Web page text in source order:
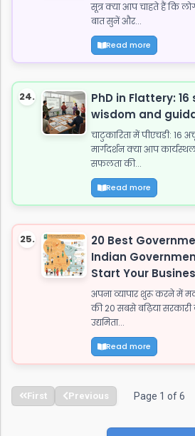
सूत्र क्या आप चाहते हैं कि
बात सुनें और...
Read more
24.
PhD in Flattery:
wisdom and
चाटुकारिता में पीएचडी: 16
मार्गदर्शन क्या आप
सफलता की...
Read more
25.
20 Best
Indian
Start Your
अपना व्यापार शुरू करने में
की 20 सबसे बढ़िया
उद्यमिता...
Read more
First Previous Page 1 of 6